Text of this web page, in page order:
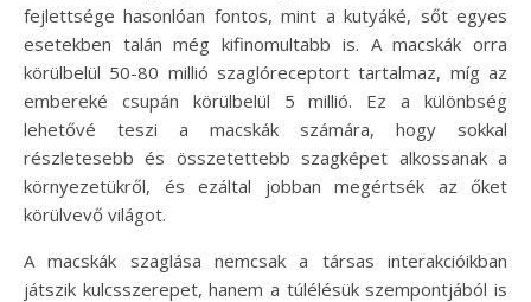
fejlettsége hasonlóan fontos, mint a kutyáké, sőt egyes
esetekben talán még kifinomultabb is. A macskák orra
körülbelül 50-80 millió szaglóreceptort tartalmaz, míg az
embereké csupán körülbelül 5 millió. Ez a különbség
lehetővé teszi a macskák számára, hogy sokkal
részletesebb és összetettebb szagképet alkossanak a
környezetükről, és ezáltal jobban megértsék az őket
körülvevő világot.
A macskák szaglása nemcsak a társas interakcióikban
játszik kulcsszerepet, hanem a túlélésük szempontjából is